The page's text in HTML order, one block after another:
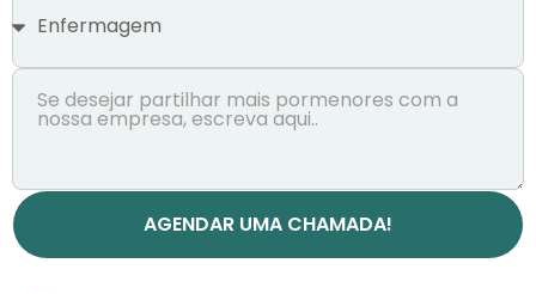
AGENDAR UMA CHAMADA!